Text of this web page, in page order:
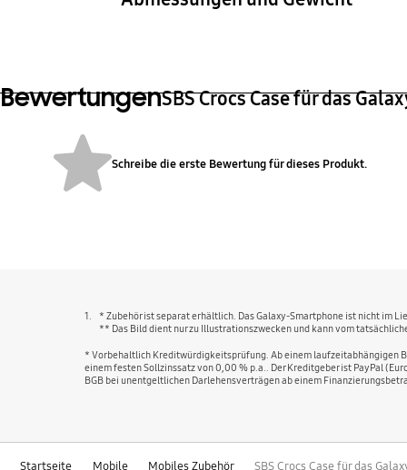
BewertungenSBS Crocs Case für das
Schreibe die erste Bewertung für dieses Produkt.
1.
* Zubehör ist separat erhältlich. Das Galaxy-Smartphone ist nicht im
** Das Bild dient nur zu Illustrationszwecken und kann vom
* Vorbehaltlich Kreditwürdigkeitsprüfung. Ab einem laufzeitabhängigen
einem festen Sollzinssatz von 0,00 % p.a.. Der Kreditgeber ist PayPal
BGB bei unentgeltlichen Darlehensverträgen ab einem
Startseite Mobile Mobiles Zubehör SBS Crocs Case für das